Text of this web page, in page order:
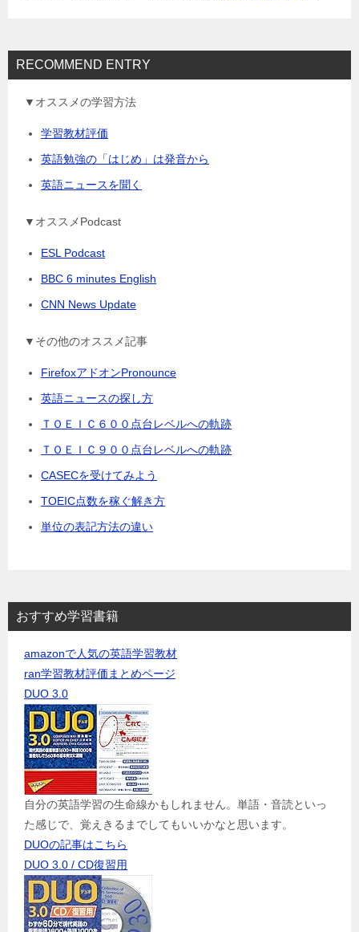
RECOMMEND ENTRY
▼オススメの学習方法
学習教材評価
英語勉強の「はじめ」は発音から
英語ニュースを聞く
▼オススメPodcast
ESL Podcast
BBC 6 minutes English
CNN News Update
▼その他のオススメ記事
FirefoxアドオンPronounce
英語ニュースの探し方
ＴＯＥＩＣ６００点台レベルへの軌跡
ＴＯＥＩＣ９００点台レベルへの軌跡
CASECを受けてみよう
TOEIC点数を稼ぐ解き方
単位の表記方法の違い
おすすめ学習書籍
amazonで人気の英語学習教材
ran学習教材評価まとめページ
DUO 3.0
自分の英語学習の生命線かもしれません。単語・音読といっ
た感じで、覚えきるまでしてもいいかなと思います。
DUOの記事はこちら
DUO 3.0 / CD復習用